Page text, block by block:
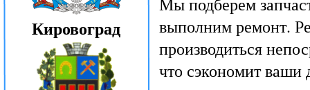
Кировоград
выполним ремонт.
производиться
что сэкономит ваши